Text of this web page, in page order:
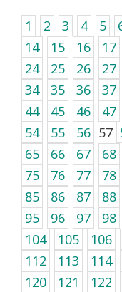
1 2 3 4 5
14
15 16 17
24
25 26 27
34
35 36 37
44
45 46 47
54
55 56 57
65
66 67 68
75
76 77 78
85
86 87 88
95
96 97 98
104
105 106
112
113 114
120
121 122